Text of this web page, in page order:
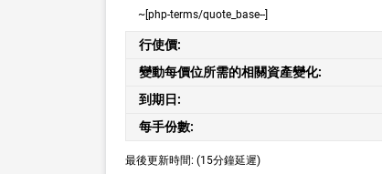
~[php-terms/quote_base--]
行使價:
變動每價位所需的相關資產變化:
到期日:
每手份數:
最後更新時間: (15分鐘延遲)